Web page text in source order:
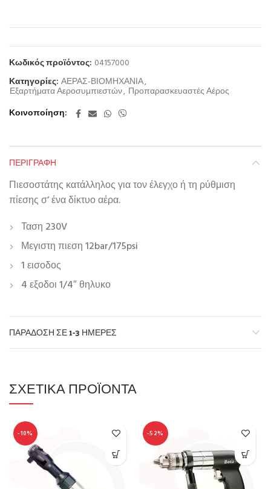
Κωδικός προϊόντος: 04157000
Κατηγορίες: ΑΕΡΑΣ-ΒΙΟΜΗΧΑΝΙΑ,
Εξαρτήματα Αεροσυμπιεστών, Προπαρασκευαστές Αέρος
Κοινοποίηση
ΠΕΡΙΓΡΑΦΉ
Πιεσοστάτης κατάλληλος για τον έλεγχο ή τη ρύθμιση
πίεσης σ’ ένα δίκτυο αέρα.
Ταση 230V
Μεγιστη πιεση 12bar/175psi
1 εισοδος
4 εξοδοι 1/4″ θηλυκο
ΠΑΡΆΔΟΣΗ ΣΕ 1-3 ΗΜΈΡΕΣ
ΣΧΕΤΙΚΆ ΠΡΟΪΌΝΤΑ
-10% -52%